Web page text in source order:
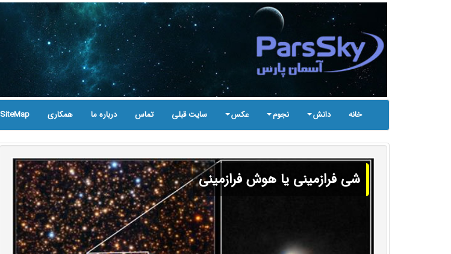
خانه دانش نجوم عکس سایت قبلی تماس درباره ما همکاری SiteMap
شی فرازمینی یا هوش فرازمینی